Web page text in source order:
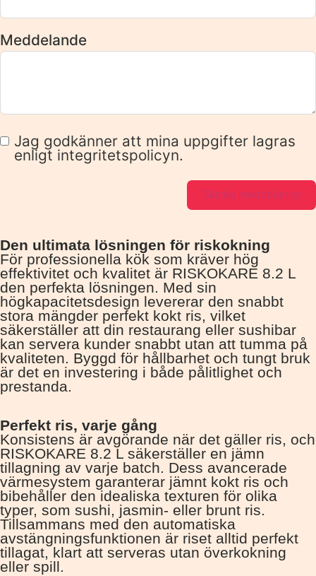
Meddelande
Jag godkänner att mina uppgifter lagras
enligt integritetspolicyn.
Skicka meddelande
Den ultimata lösningen för riskokning
För professionella kök som kräver hög
effektivitet och kvalitet är RISKOKARE 8.2 L
den perfekta lösningen. Med sin
högkapacitetsdesign levererar den snabbt
stora mängder perfekt kokt ris, vilket
säkerställer att din restaurang eller sushibar
kan servera kunder snabbt utan att tumma på
kvaliteten. Byggd för hållbarhet och tungt bruk
är det en investering i både pålitlighet och
prestanda.
Perfekt ris, varje gång
Konsistens är avgörande när det gäller ris, och
RISKOKARE 8.2 L säkerställer en jämn
tillagning av varje batch. Dess avancerade
värmesystem garanterar jämnt kokt ris och
bibehåller den idealiska texturen för olika
typer, som sushi, jasmin- eller brunt ris.
Tillsammans med den automatiska
avstängningsfunktionen är riset alltid perfekt
tillagat, klart att serveras utan överkokning
eller spill.